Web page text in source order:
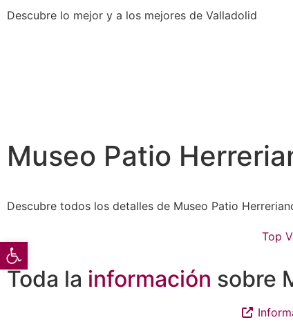
Descubre lo mejor y a los mejores de Valladolid
Museo Patio
Descubre todos los detalles de Museo Patio
Top
Toda la información sobre
Abrir barra de herramientas